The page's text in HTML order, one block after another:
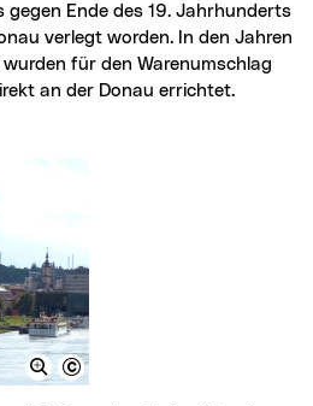
gegen Ende des 19. Jahrhunderts
verlegt worden. In den Jahren
für den Warenumschlag
an der Donau errichtet.